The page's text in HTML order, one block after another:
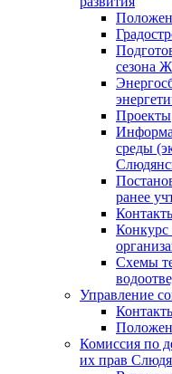
сезона
Проекты
среды
ранее
Конкурс
Схемы
Управление
Комиссия по
их прав